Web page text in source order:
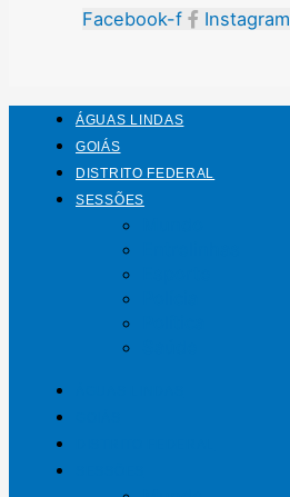
Facebook-f Instagram
ÁGUAS LINDAS
GOIÁS
DISTRITO FEDERAL
SESSÕES